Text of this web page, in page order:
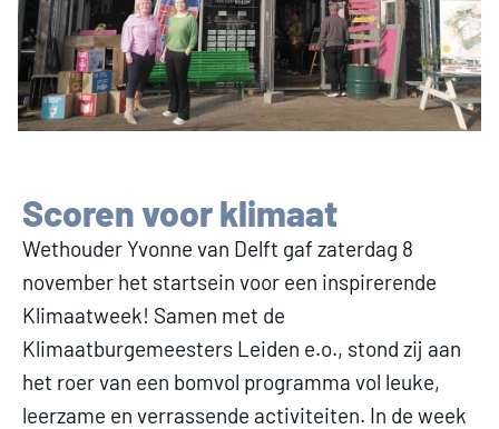
Scoren voor klimaat
Wethouder Yvonne van Delft gaf zaterdag 8
november het startsein voor een inspirerende
Klimaatweek! Samen met de
Klimaatburgemeesters Leiden e.o., stond zij aan
het roer van een bomvol programma vol leuke,
leerzame en verrassende activiteiten. In de week